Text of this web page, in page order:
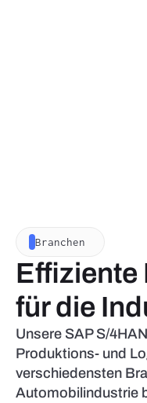
Branchen
Effiziente
für die
Unsere SAP S/
Produktions- und
verschiedensten
Automobilindustrie